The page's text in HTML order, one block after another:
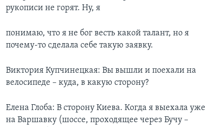
рукописи не горят. Ну, я
понимаю, что я не бог весть какой талант, но я
почему-то сделала себе такую заявку.
Виктория Купчинецкая: Вы вышли и поехали на
велосипеде – куда, в какую сторону?
Елена Глоба: В сторону Киева. Когда я выехала уже
на Варшавку (шоссе, проходящее через Бучу –